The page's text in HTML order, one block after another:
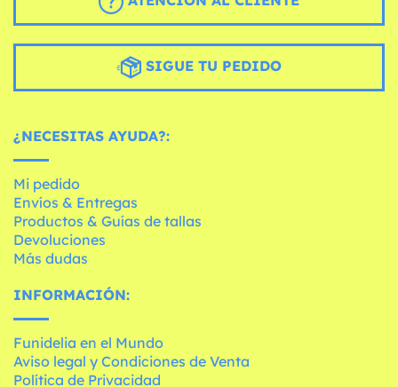
SIGUE TU PEDIDO
¿NECESITAS AYUDA?:
Mi pedido
Envíos & Entregas
Productos & Guías de tallas
Devoluciones
Más dudas
INFORMACIÓN:
Funidelia en el Mundo
Aviso legal y Condiciones de Venta
Política de Privacidad